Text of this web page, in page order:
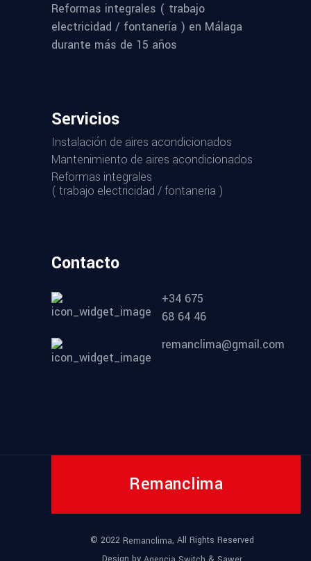
Reformas integrales ( trabajo
electricidad / fontanería ) en Málaga
durante más de 15 años
Servicios
Instalación de aires acondicionados
Mantenimiento de aires acondicionados
Reformas integrales
( trabajo electricidad / fontaneria )
Contacto
+34 675
68 64 46
remanclima@gmail.com
Remanclima
© 2022 Remanclima, All Rights Reserved